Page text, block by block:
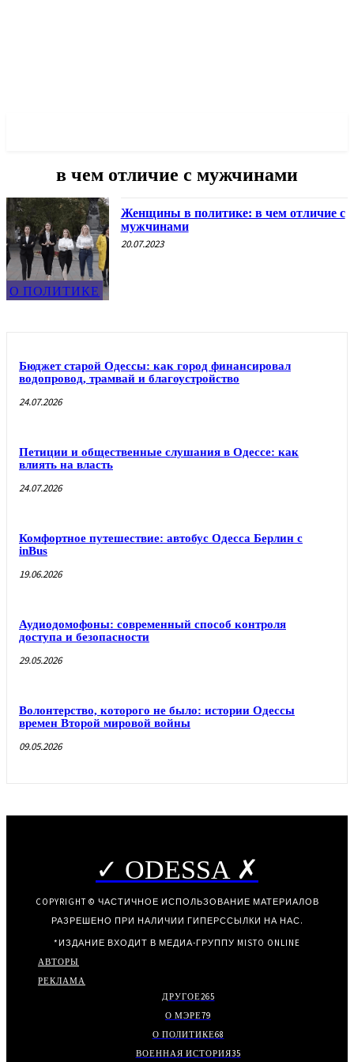
в чем отличие с мужчинами
О ПОЛИТИКЕ
Женщины в политике: в чем отличие с
мужчинами
20.07.2023
Бюджет старой Одессы: как город финансировал
водопровод, трамвай и благоустройство
24.07.2026
Петиции и общественные слушания в Одессе: как
влиять на власть
24.07.2026
Комфортное путешествие: автобус Одесса Берлин с
inBus
19.06.2026
Аудиодомофоны: современный способ контроля
доступа и безопасности
29.05.2026
Волонтерство, которого не было: истории Одессы
времен Второй мировой войны
09.05.2026
✓ ODESSA ✗
COPYRIGHT © ЧАСТИЧНОЕ ИСПОЛЬЗОВАНИЕ МАТЕРИАЛОВ
РАЗРЕШЕНО ПРИ НАЛИЧИИ ГИПЕРССЫЛКИ НА НАС.
*ИЗДАНИЕ ВХОДИТ В МЕДИА-ГРУППУ MISTO ONLINE
АВТОРЫ
РЕКЛАМА
ДРУГОЕ265
О МЭРЕ79
О ПОЛИТИКЕ68
ВОЕННАЯ ИСТОРИЯ35